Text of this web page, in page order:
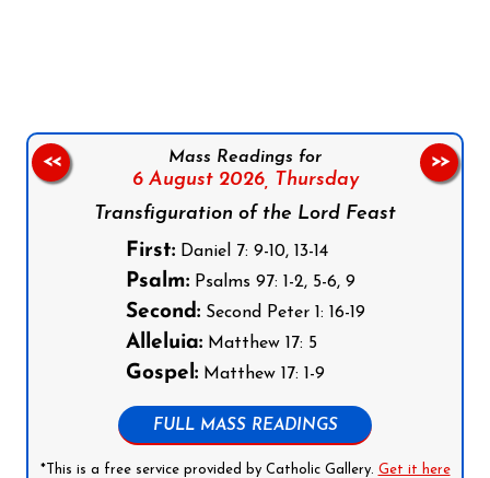
Mass Readings for
6 August 2026, Thursday
Transfiguration of the Lord Feast
First:Daniel 7: 9-10, 13-14
Psalm:Psalms 97: 1-2, 5-6, 9
Second:Second Peter 1: 16-19
Alleluia:Matthew 17: 5
Gospel:Matthew 17: 1-9
FULL MASS READINGS
*This is a free service provided by Catholic Gallery. Get it here
<< >>